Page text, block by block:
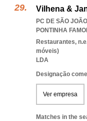
Vilhena &
PC DE SÃO
PONTINHA
Restaurantes,
móveis)
LDA
Designação
Ver empresa
Matches in the